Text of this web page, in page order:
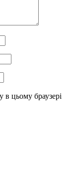
в цьому браузері